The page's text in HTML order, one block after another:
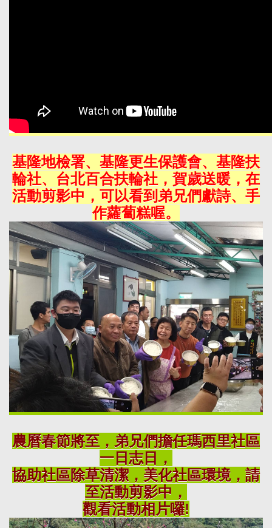
基隆地檢署、基隆更生保護會、基隆扶
輪社、台北百合扶輪社，賀歲送暖，在
活動剪影中，可以看到弟兄們獻詩、手
作蘿蔔糕喔。
農曆春節將至，弟兄們擔任瑪西里社區
一日志日，
協助社區除草清潔，美化社區環境，請
至活動剪影中，
觀看活動相片囉!